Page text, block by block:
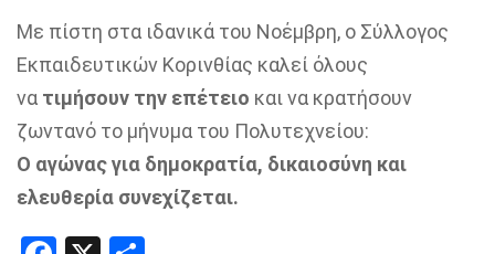
Με πίστη στα ιδανικά του Νοέμβρη, ο Σύλλογος
Εκπαιδευτικών Κορινθίας καλεί όλους
να τιμήσουν την επέτειο και να κρατήσουν
ζωντανό το μήνυμα του Πολυτεχνείου:
Ο αγώνας για δημοκρατία, δικαιοσύνη και
ελευθερία συνεχίζεται.